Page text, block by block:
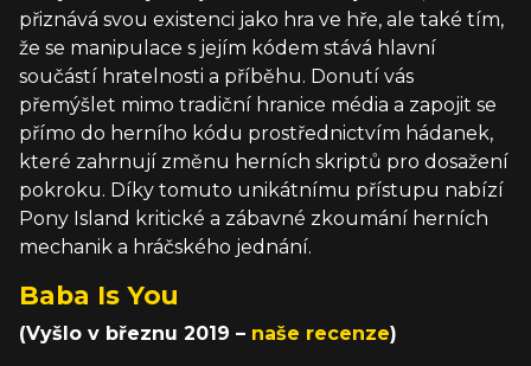
přiznává svou existenci jako hra ve hře, ale také tím,
že se manipulace s jejím kódem stává hlavní
součástí hratelnosti a příběhu. Donutí vás
přemýšlet mimo tradiční hranice média a zapojit se
přímo do herního kódu prostřednictvím hádanek,
které zahrnují změnu herních skriptů pro dosažení
pokroku. Díky tomuto unikátnímu přístupu nabízí
Pony Island kritické a zábavné zkoumání herních
mechanik a hráčského jednání.
Baba Is You
(Vyšlo v březnu 2019 – naše recenze)